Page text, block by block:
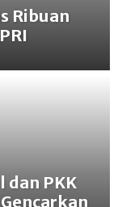
Ribuan
dan PKK